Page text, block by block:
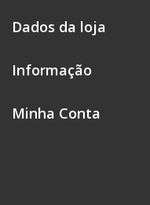
Dados da loja
Informação
Minha Conta